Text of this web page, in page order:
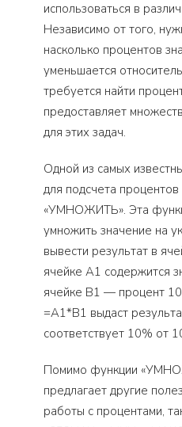
использоваться в
Независимо от того,
насколько процентов
уменьшается
требуется найти
предоставляет
для этих задач.
Одной из самых
для подсчета
«УМНОЖИТЬ». Эта
умножить значение на
вывести результат в
ячейке A1 содержится
ячейке B1 — процент
=A1*B1 выдаст
соответствует 10% от
Помимо функции
предлагает другие
работы с процентами,